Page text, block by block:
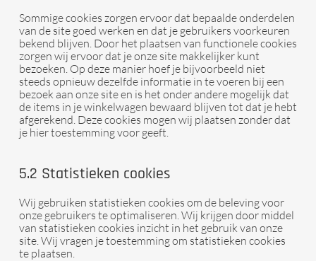
Sommige cookies zorgen ervoor dat bepaalde onderdelen
van de site goed werken en dat je gebruikers voorkeuren
bekend blijven. Door het plaatsen van functionele cookies
zorgen wij ervoor dat je onze site makkelijker kunt
bezoeken. Op deze manier hoef je bijvoorbeeld niet
steeds opnieuw dezelfde informatie in te voeren bij een
bezoek aan onze site en is het onder andere mogelijk dat
de items in je winkelwagen bewaard blijven tot dat je hebt
afgerekend. Deze cookies mogen wij plaatsen zonder dat
je hier toestemming voor geeft.
5.2 Statistieken cookies
Wij gebruiken statistieken cookies om de beleving voor
onze gebruikers te optimaliseren. Wij krijgen door middel
van statistieken cookies inzicht in het gebruik van onze
site. Wij vragen je toestemming om statistieken cookies
te plaatsen.